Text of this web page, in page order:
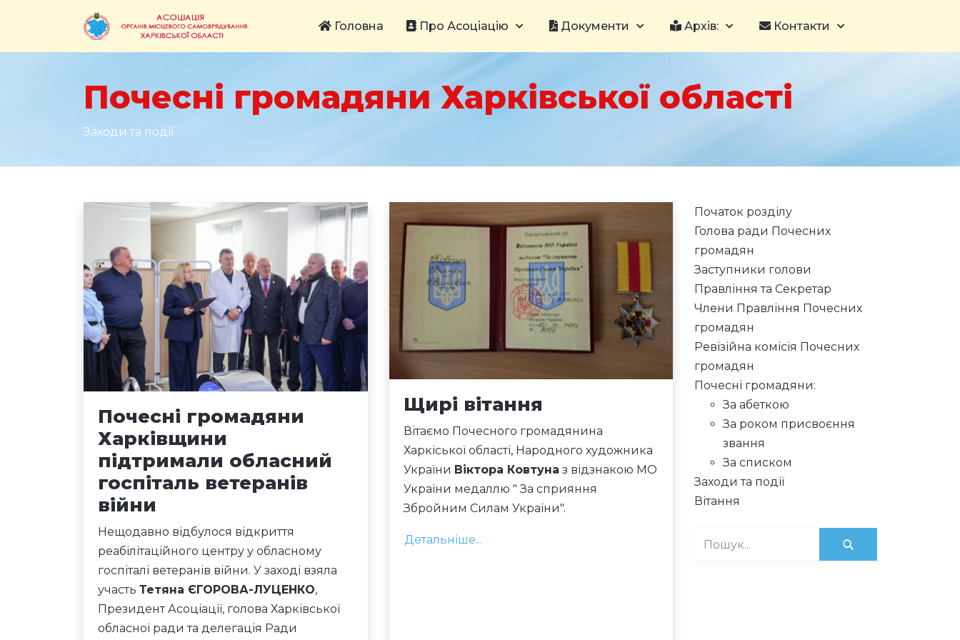
Головна Про Асоціацію Документи Архів: Контакти
Почесні громадяни Харківської області
Заходи та події
Почесні громадяни
Харківщини
підтримали обласний
госпіталь ветеранів
війни
Нещодавно відбулося відкриття
реабілітаційного центру у обласному
госпіталі ветеранів війни. У заході взяла
участь Тетяна ЄГОРОВА-ЛУЦЕНКО,
Президент Асоціації, голова Харківської
обласної ради та делегація Ради
Щирі вітання
Вітаємо Почесного громадянина
Харкіської області, Народного художника
України Віктора Ковтуна з відзнакою МО
України медаллю " За сприяння
Збройним Силам України".
Детальніше...
Початок розділу
Голова ради Почесних
громадян
Заступники голови
Правління та Секретар
Члени Правління Почесних
громадян
Ревізійна комісія Почесних
громадян
Почесні громадяни:
За абеткою
За роком присвоєння
звання
За списком
Заходи та події
Вітання